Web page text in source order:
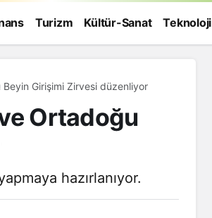
Turizm Kültür-Sanat Teknoloji
Girişimi Zirvesi düzenliyor
Ortadoğu
hazırlanıyor.